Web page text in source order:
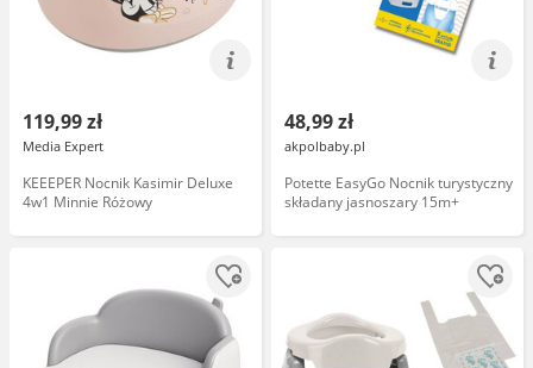
119,99 zł
Media Expert
KEEEPER Nocnik Kasimir Deluxe
4w1 Minnie Różowy
48,99 zł
akpolbaby.pl
Potette EasyGo Nocnik turystyczny
składany jasnoszary 15m+